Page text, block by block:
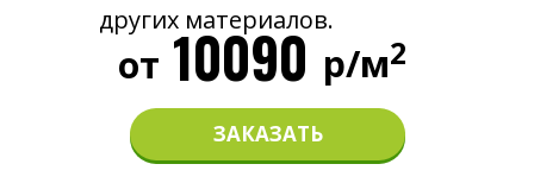
других материалов.
от р/м2
10090
ЗАКАЗАТЬ